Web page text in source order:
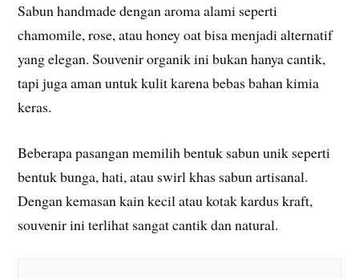
Sabun handmade dengan aroma alami seperti
chamomile, rose, atau honey oat bisa menjadi alternatif
yang elegan. Souvenir organik ini bukan hanya cantik,
tapi juga aman untuk kulit karena bebas bahan kimia
keras.
Beberapa pasangan memilih bentuk sabun unik seperti
bentuk bunga, hati, atau swirl khas sabun artisanal.
Dengan kemasan kain kecil atau kotak kardus kraft,
souvenir ini terlihat sangat cantik dan natural.